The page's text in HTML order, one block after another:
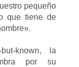
pequeño
que tiene de
known, la
por su